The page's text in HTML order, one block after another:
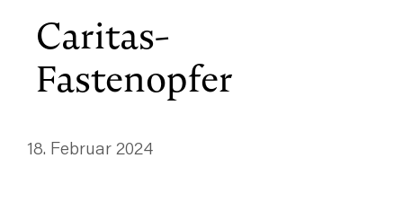
Caritas-
Fastenopfer
18. Februar 2024